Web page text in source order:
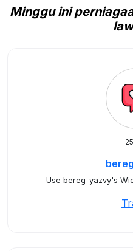
Minggu ini
Use bereg-yazvy's